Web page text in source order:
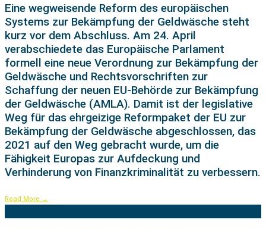
Eine wegweisende Reform des europäischen
Systems zur Bekämpfung der Geldwäsche steht
kurz vor dem Abschluss. Am 24. April
verabschiedete das Europäische Parlament
formell eine neue Verordnung zur Bekämpfung der
Geldwäsche und Rechtsvorschriften zur
Schaffung der neuen EU-Behörde zur Bekämpfung
der Geldwäsche (AMLA). Damit ist der legislative
Weg für das ehrgeizige Reformpaket der EU zur
Bekämpfung der Geldwäsche abgeschlossen, das
2021 auf den Weg gebracht wurde, um die
Fähigkeit Europas zur Aufdeckung und
Verhinderung von Finanzkriminalität zu verbessern.
Read More →